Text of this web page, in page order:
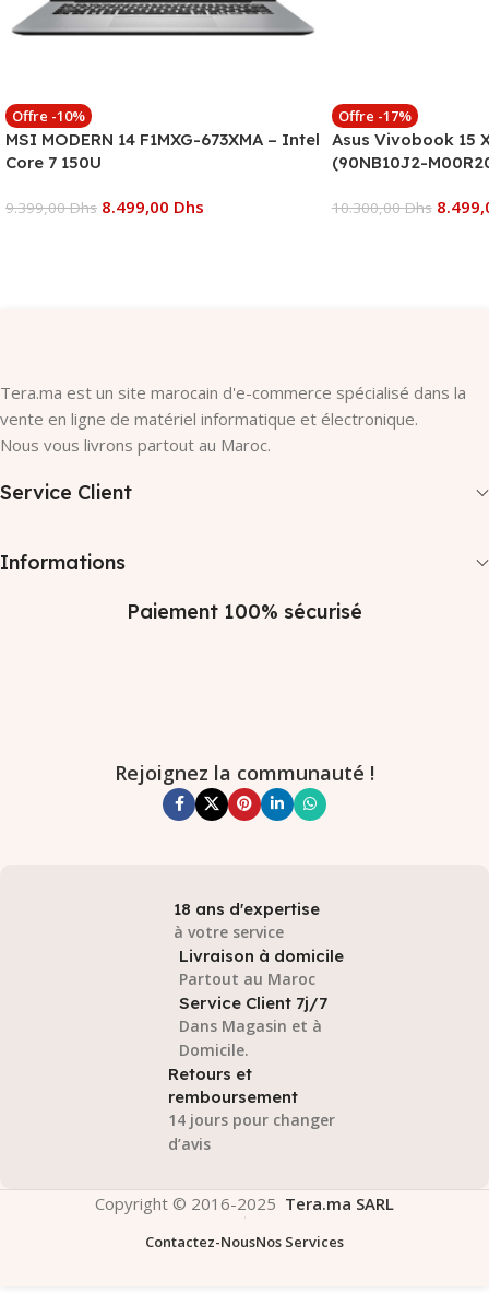
Offre -10%
MSI MODERN 14 F1MXG-673XMA – Intel
Core 7 150U
9.399,00Dhs 8.499,00 Dhs
Offre -17%
Asus Vivobook 15
(90NB10J2-
10.300,00Dhs
Tera.ma est un site marocain d'e-commerce spécialisé dans la
vente en ligne de matériel informatique et électronique.
Nous vous livrons partout au Maroc.
Service Client
Informations
Paiement 100% sécurisé
Rejoignez la communauté !
18 ans d'expertise
à votre service
Livraison à domicile
Partout au Maroc
Service Client 7j/7
Dans Magasin et à
Domicile.
Retours et
remboursement
14 jours pour changer
d’avis
Copyright © 2016-2025 Tera.ma SARL
Contactez-NousNos Services